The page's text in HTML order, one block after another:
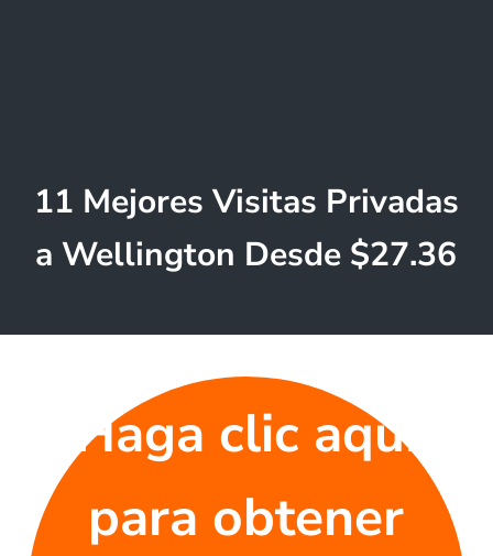
11 Mejores Visitas Privadas
a Wellington Desde $27.36
Haga clic aquí
para obtener